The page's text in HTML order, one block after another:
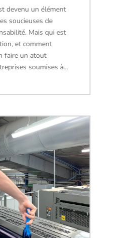
devenu un élément
soucieuses de
Mais qui est
et comment
faire un atout
soumises à...